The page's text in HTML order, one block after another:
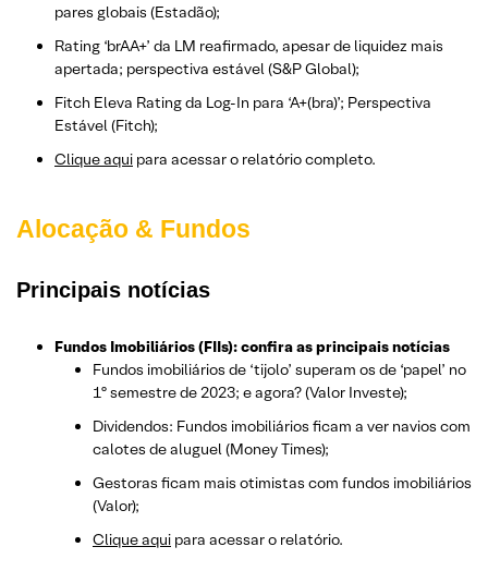
pares globais (Estadão);
Rating ‘brAA+’ da LM reafirmado, apesar de liquidez mais
apertada; perspectiva estável (S&P Global);
Fitch Eleva Rating da Log-In para ‘A+(bra)’; Perspectiva
Estável (Fitch);
Clique aqui para acessar o relatório completo.
Alocação & Fundos
Principais notícias
Fundos Imobiliários (FIIs): confira as principais notícias
Fundos imobiliários de ‘tijolo’ superam os de ‘papel’ no
1º semestre de 2023; e agora? (Valor Investe);
Dividendos: Fundos imobiliários ficam a ver navios com
calotes de aluguel (Money Times);
Gestoras ficam mais otimistas com fundos imobiliários
(Valor);
Clique aqui para acessar o relatório.